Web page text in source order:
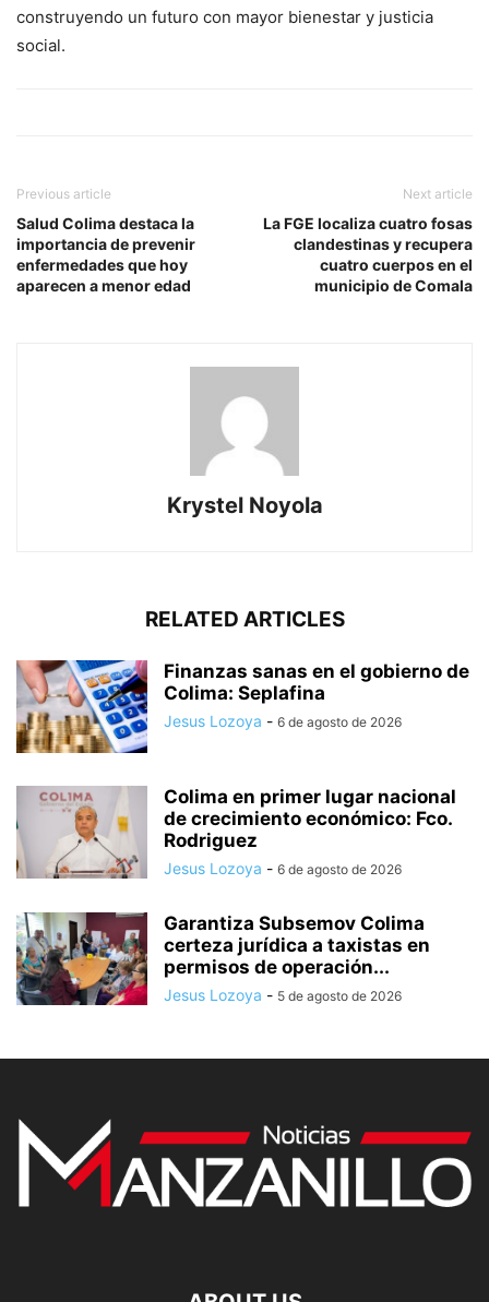
construyendo un futuro con mayor bienestar y justicia
social.
Previous article
Salud Colima destaca la
importancia de prevenir
enfermedades que hoy
aparecen a menor edad
Next article
La FGE localiza cuatro fosas
clandestinas y recupera
cuatro cuerpos en el
municipio de Comala
Krystel Noyola
RELATED ARTICLES
Finanzas sanas en el gobierno de
Colima: Seplafina
Jesus Lozoya - 6 de agosto de 2026
Colima en primer lugar nacional
de crecimiento económico: Fco.
Rodriguez
Jesus Lozoya - 6 de agosto de 2026
Garantiza Subsemov Colima
certeza jurídica a taxistas en
permisos de operación...
Jesus Lozoya - 5 de agosto de 2026